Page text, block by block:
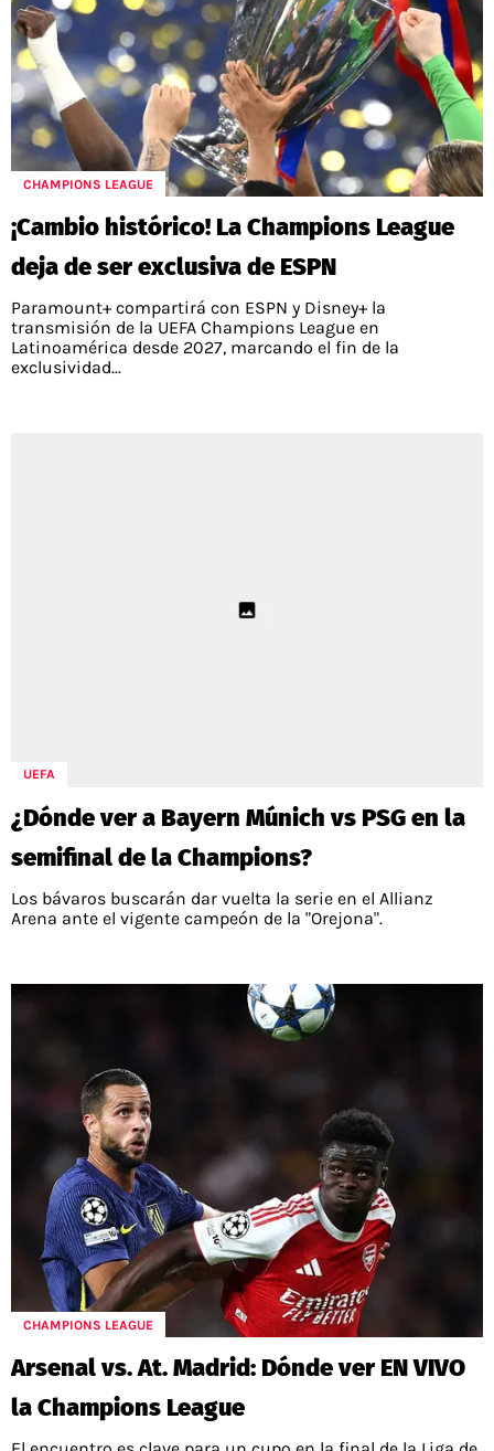
CHAMPIONS LEAGUE
¡Cambio histórico! La Champions League
deja de ser exclusiva de ESPN
Paramount+ compartirá con ESPN y Disney+ la
transmisión de la UEFA Champions League en
Latinoamérica desde 2027, marcando el fin de la
exclusividad...
UEFA
¿Dónde ver a Bayern Múnich vs PSG en la
semifinal de la Champions?
Los bávaros buscarán dar vuelta la serie en el Allianz
Arena ante el vigente campeón de la "Orejona".
CHAMPIONS LEAGUE
Arsenal vs. At. Madrid: Dónde ver EN VIVO
la Champions League